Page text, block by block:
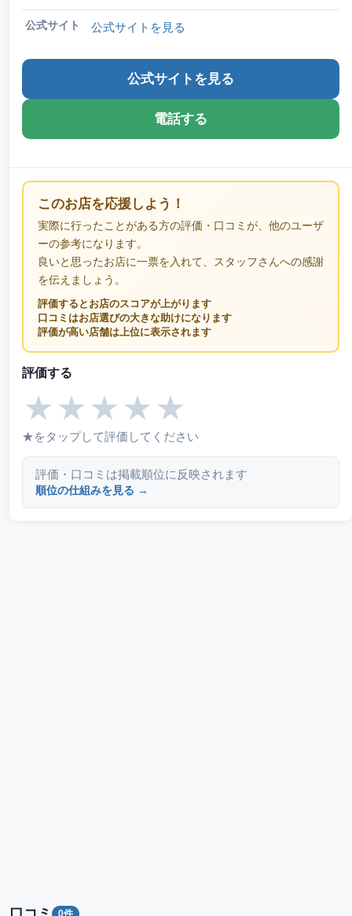
公式サイト 公式サイトを見る
公式サイトを見る
電話する
このお店を応援しよう！
実際に行ったことがある方の評価・口コミが、他のユーザ
ーの参考になります。
良いと思ったお店に一票を入れて、スタッフさんへの感謝
を伝えましょう。
評価するとお店のスコアが上がります
口コミはお店選びの大きな助けになります
評価が高い店舗は上位に表示されます
評価する
★ ★ ★ ★ ★
★をタップして評価してください
評価・口コミは掲載順位に反映されます
順位の仕組みを見る →
0件